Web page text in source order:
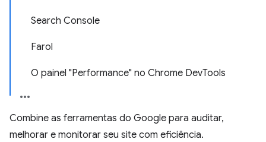
Search Console
Farol
O painel "Performance" no Chrome DevTools
Combine as ferramentas do Google para auditar,
melhorar e monitorar seu site com eficiência.